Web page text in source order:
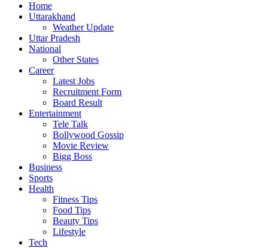
Home
Uttarakhand
Weather Update
Uttar Pradesh
National
Other States
Career
Latest Jobs
Recruitment Form
Board Result
Entertainment
Tele Talk
Bollywood Gossip
Movie Review
Bigg Boss
Business
Sports
Health
Fitness Tips
Food Tips
Beauty Tips
Lifestyle
Tech